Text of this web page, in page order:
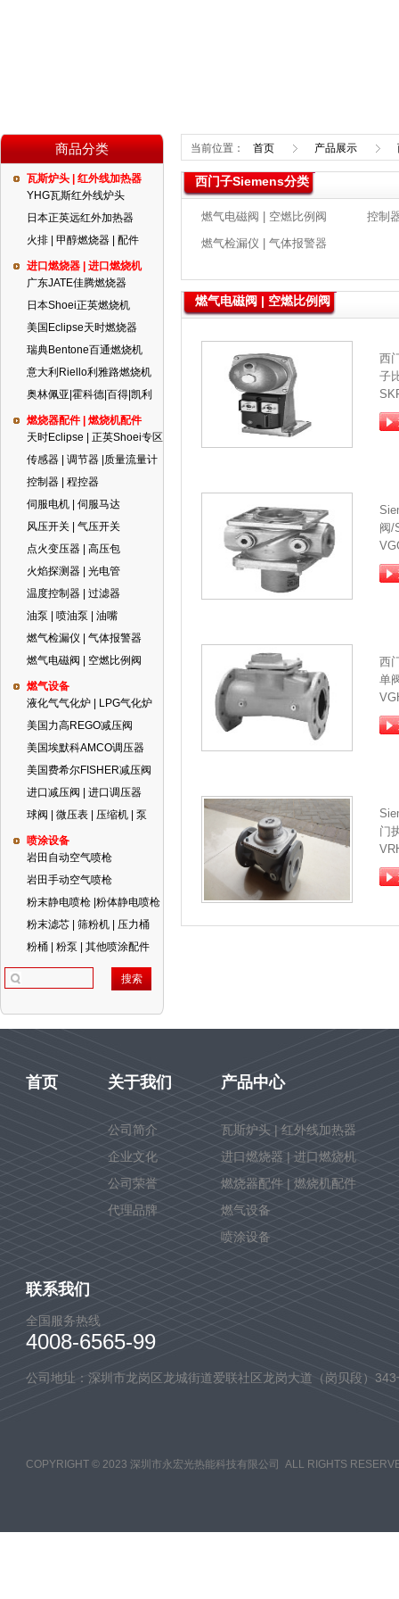
商品分类
瓦斯炉头 | 红外线加热器
YHG瓦斯红外线炉头
日本正英远红外加热器
火排 | 甲醇燃烧器 | 配件
进口燃烧器 | 进口燃烧机
广东JATE佳腾燃烧器
日本Shoei正英燃烧机
美国Eclipse天时燃烧器
瑞典Bentone百通燃烧机
意大利Riello利雅路燃烧机
奥林佩亚|霍科德|百得|凯利
燃烧器配件 | 燃烧机配件
天时Eclipse | 正英Shoei专区
传感器 | 调节器 |质量流量计
控制器 | 程控器
伺服电机 | 伺服马达
风压开关 | 气压开关
点火变压器 | 高压包
火焰探测器 | 光电管
温度控制器 | 过滤器
油泵 | 喷油泵 | 油嘴
燃气检漏仪 | 气体报警器
燃气电磁阀 | 空燃比例阀
燃气设备
液化气气化炉 | LPG气化炉
美国力高REGO减压阀
美国埃默科AMCO调压器
美国费希尔FISHER减压阀
进口减压阀 | 进口调压器
球阀 | 微压表 | 压缩机 | 泵
喷涂设备
岩田自动空气喷枪
岩田手动空气喷枪
粉末静电喷枪 |粉体静电喷枪
粉末滤芯 | 筛粉机 | 压力桶
粉桶 | 粉泵 | 其他喷涂配件
当前位置： 首页 产品展示
西门子Siemens分类
燃气电磁阀 | 空燃比例阀
控制
燃气检漏仪 | 气体报警器
燃气电磁阀 | 空燃比例阀
西
子
阀/
西
单
门
首页 关于我们
公司简介
企业文化
公司荣誉
代理品牌
产品中心
瓦斯炉头 | 红外线加热器
进口燃烧器 | 进口燃烧机
燃烧器配件 | 燃烧机配件
燃气设备
喷涂设备
联系我们
全国服务热线
4008-6565-99
公司地址：深圳市龙岗区龙城街道爱联社区龙岗大道（岗贝段）343
COPYRIGHT © 2023 深圳市永宏光热能科技有限公司 ALL RIGHTS